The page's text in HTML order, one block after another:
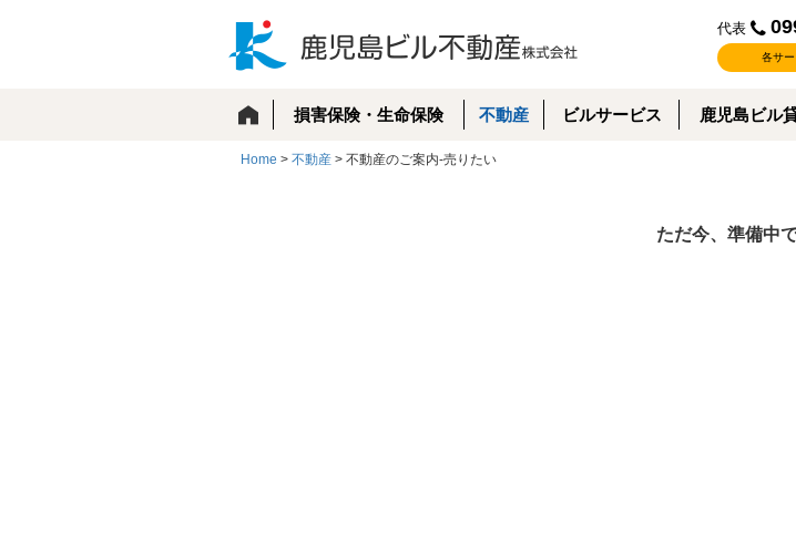
代表
各サ
損害保険・生命保険 不動産 ビルサービス 鹿児島ビル
Home > 不動産 > 不動産のご案内-売りたい
ただ今、準備中で